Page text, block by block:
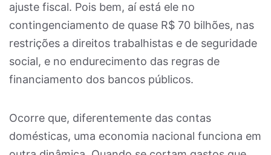
ajuste fiscal. Pois bem, aí está ele no
contingenciamento de quase R$ 70 bilhões, nas
restrições a direitos trabalhistas e de seguridade
social, e no endurecimento das regras de
financiamento dos bancos públicos.
Ocorre que, diferentemente das contas
domésticas, uma economia nacional funciona em